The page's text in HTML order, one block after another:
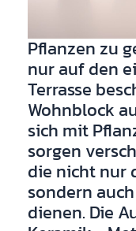
Pflanzen zu
nur auf den
Terrasse
Wohnblock
sich mit
sorgen
die nicht nur
sondern
dienen. Die